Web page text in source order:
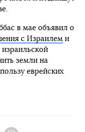
в мае объявил о
с Израилем и
земли на
еврейских